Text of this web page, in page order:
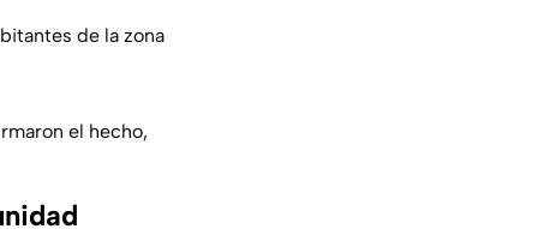
de la zona
el hecho,